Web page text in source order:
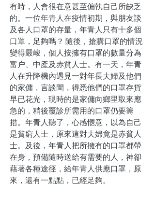
有時，人會很在意甚至偏執自己所缺乏
的。一位年青人在疫情初期，與朋友談
及各人口罩的存量，年青人只有十多個
口罩，足夠嗎？ 隨後，搶購口罩的情況
變得嚴峻，個人按擁有口罩的數量分為
富户、中產及赤貧人士。有一天，年青
人在升降機內遇見一對年長夫婦及他們
的家傭，言談間，得悉他們的口罩存貨
早已花光，現時的是家傭向鄉里取來應
急的，稍後覆診所需用的口罩仍要籌
措。年青人聽了，心感愜意，以為自己
是貧窮人士，原來這對夫婦竟是赤貧人
士。及後，年青人把所擁有的口罩都帶
在身，預備隨時送給有需要的人，神卻
藉著各種途徑，給年青人供應口罩，原
來，還有一點點，已經足夠。